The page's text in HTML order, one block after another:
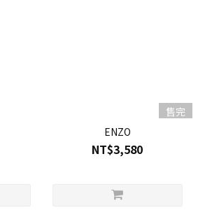
售完
ENZO
NT$3,580